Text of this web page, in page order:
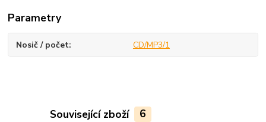
Parametry
Nosič / počet CD/MP3/1
Související zboží 6